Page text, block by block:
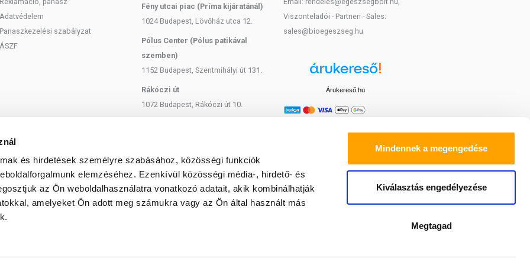
és hirdetések személyre szabásához, közösségi funkciók
elemzéséhez. Ezenkívül közösségi média-, hirdető- és
az Ön weboldalhasználatra vonatkozó adatait, akik kombinálhatják
amelyeket Ön adott meg számukra vagy az Ön által használt más
Mindennek a megengedése
Kiválasztás engedélyezése
Megtagad
európai uniós szabályozásnak megfelelően
a hagyományos étrendet kiegészítik, és koncentrált
eltérő lehet, jelölésük, megjelenítésük és
a készítményeknek betegséget megelőző vagy
használatát konzultálja kezelőorvosával. Az ajánlott
meg! Ne szedje a készítményt, ha az összetevők
Kisgyermekektől elzárva tartandó!
Adatvédelem
Panaszkezelési szabályzat
ÁSZF
Fény utcai piac (Príma kijáratánál)
1024 Budapest, Lövőház utca 12.
Pólus Center (Pólus patikával
szemben)
1152 Budapest, Szentmihályi út 131.
Rákóczi út
1072 Budapest, Rákóczi út 10.
Bartók Béla
1114 Budapest, Bartók Béla út 71.
Viszonteladói - Partneri - Sales:
sales@bioegeszseg.hu
Árukereső.hu